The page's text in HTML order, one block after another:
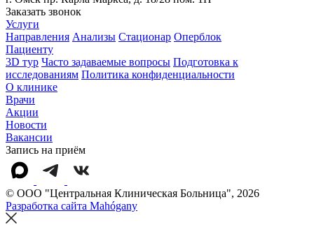
Заказать звонок
Услуги
Направления Анализы Стационар Оперблок
Пациенту
3D тур Часто задаваемые вопросы Подготовка к
исследованиям Политика конфиденциальности
О клинике
Врачи
Акции
Новости
Вакансии
Запись на приём
© OOO "Центральная Клиническая Больница", 2026
Разработка сайта Mahógany